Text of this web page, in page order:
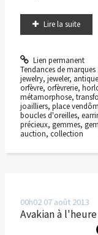
Lire la suite
Lien permanent
Tendances de marques
jewelry, jeweler, antique
orfèvre, orfèvrerie,
métamorphose,
joailliers, place
boucles d'oreilles,
précieux, gemmes,
auction, collection
00h02 07 août 2013
Avakian à